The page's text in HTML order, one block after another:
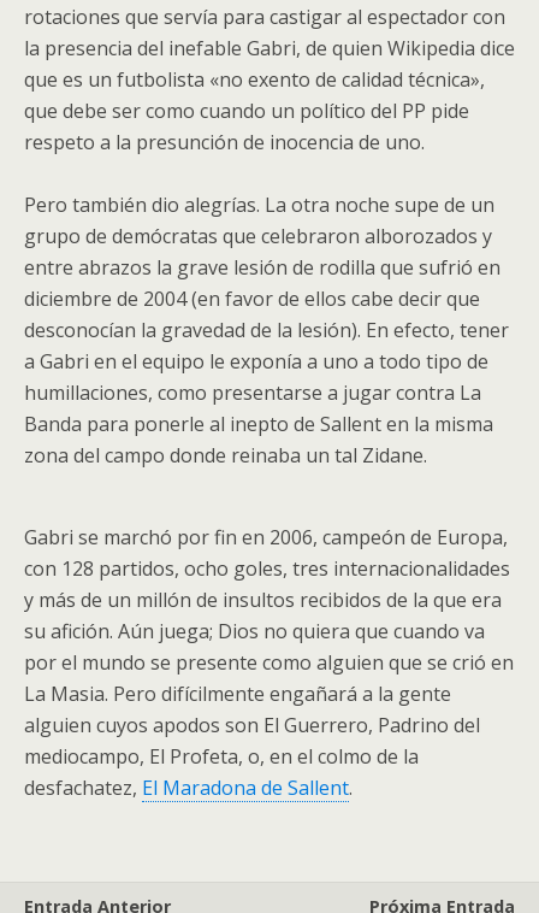
rotaciones que servía para castigar al espectador con
la presencia del inefable Gabri, de quien Wikipedia dice
que es un futbolista «no exento de calidad técnica»,
que debe ser como cuando un político del PP pide
respeto a la presunción de inocencia de uno.
Pero también dio alegrías. La otra noche supe de un
grupo de demócratas que celebraron alborozados y
entre abrazos la grave lesión de rodilla que sufrió en
diciembre de 2004 (en favor de ellos cabe decir que
desconocían la gravedad de la lesión). En efecto, tener
a Gabri en el equipo le exponía a uno a todo tipo de
humillaciones, como presentarse a jugar contra La
Banda para ponerle al inepto de Sallent en la misma
zona del campo donde reinaba un tal Zidane.
Gabri se marchó por fin en 2006, campeón de Europa,
con 128 partidos, ocho goles, tres internacionalidades
y más de un millón de insultos recibidos de la que era
su afición. Aún juega; Dios no quiera que cuando va
por el mundo se presente como alguien que se crió en
La Masia. Pero difícilmente engañará a la gente
alguien cuyos apodos son El Guerrero, Padrino del
mediocampo, El Profeta, o, en el colmo de la
desfachatez, El Maradona de Sallent.
Entrada Anterior Próxima Entrada